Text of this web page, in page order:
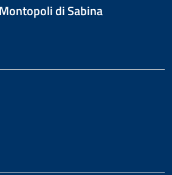
di Sabina